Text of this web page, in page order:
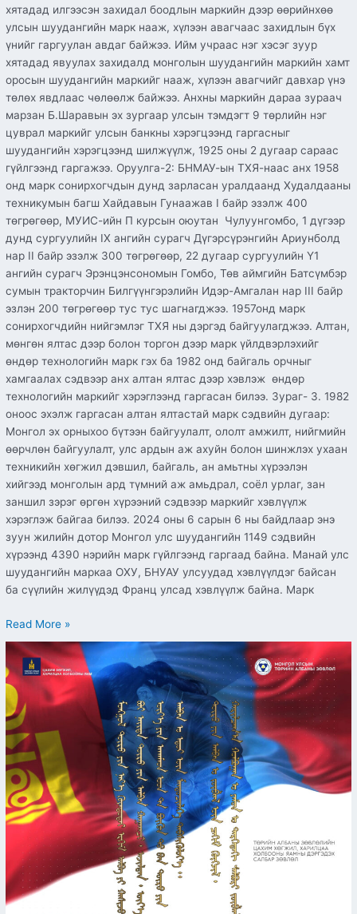
хятадад илгээсэн захидал боодлын маркийн дээр өөрийнхөө
улсын шуудангийн марк нааж, хүлээн авагчаас захидлын бүх
үнийг гаргуулан авдаг байжээ. Ийм учраас нэг хэсэг зуур
хятадад явуулах захидалд монголын шуудангийн маркийн хамт
оросын шуудангийн маркийг нааж, хүлээн авагчийг давхар үнэ
төлөх явдлаас чөлөөлж байжээ. Анхны маркийн дараа зураач
марзан Б.Шаравын эх зургаар улсын тэмдэгт 9 төрлийн нэг
цуврал маркийг улсын банкны хэрэгцээнд гаргасныг
шуудангийн хэрэгцээнд шилжүүлж, 1925 оны 2 дугаар сараас
гүйлгээнд гаргажээ. Оруулга-2: БНМАУ-ын ТХЯ-наас анх 1958
онд марк сонирхогчдын дунд зарласан уралдаанд Худалдааны
техникумын багш Хайдавын Гунаажав I байр эзэлж 400
төгрөгөөр, МУИС-ийн П курсын оюутан Чулуунгомбо, 1 дүгээр
дунд сургуулийн IX ангийн сурагч Дүгэрсүрэнгийн Ариунболд
нар II байр эзэлж 300 төгрөгөөр, 22 дугаар сургуулийн Ү1
ангийн сурагч Эрэнцэнсономын Гомбо, Төв аймгийн Батсүмбэр
сумын тракторчин Билгүүнгэрэлийн Идэр-Амгалан нар III байр
эзлэн 200 төгрөгөөр тус тус шагнагджээ. 1957онд марк
сонирхогчдийн нийгэмлэг ТХЯ ны дэргэд байгуулагджээ. Алтан,
мөнгөн ялтас дээр болон торгон дээр марк үйлдвэрлэхийг
өндөр технологийн марк гэх ба 1982 онд байгаль орчныг
хамгаалах сэдвээр анх алтан ялтас дээр хэвлэж өндөр
технологийн маркийг хэрэглээнд гаргасан билээ. Зураг- 3. 1982
оноос эхэлж гаргасан алтан ялтастай марк сэдвийн дугаар:
Монгол эх орныхоо бүтээн байгуулалт, ололт амжилт, нийгмийн
өөрчлөн байгуулалт, улс ардын аж ахуйн болон шинжлэх ухаан
техникийн хөгжил дэвшил, байгаль, ан амьтны хүрээлэн
хийгээд монголын ард түмний аж амьдрал, соёл урлаг, зан
заншил зэрэг өргөн хүрээний сэдвээр маркийг хэвлүүлж
хэрэглэж байгаа билээ. 2024 оны 6 сарын 6 ны байдлаар энэ
зуун жилийн дотор Монгол улс шуудангийн 1149 сэдвийн
хүрээнд 4390 нэрийн марк гүйлгээнд гаргаад байна. Манай улс
шуудангийн маркаа ОХУ, БНУАУ улсуудад хэвлүүлдэг байсан
ба сүүлийн жилүүдэд Франц улсад хэвлүүлж байна. Марк
Read More »
Өнөөдөр
“Төрийн
албаны
өдөр”
тохиож
байна